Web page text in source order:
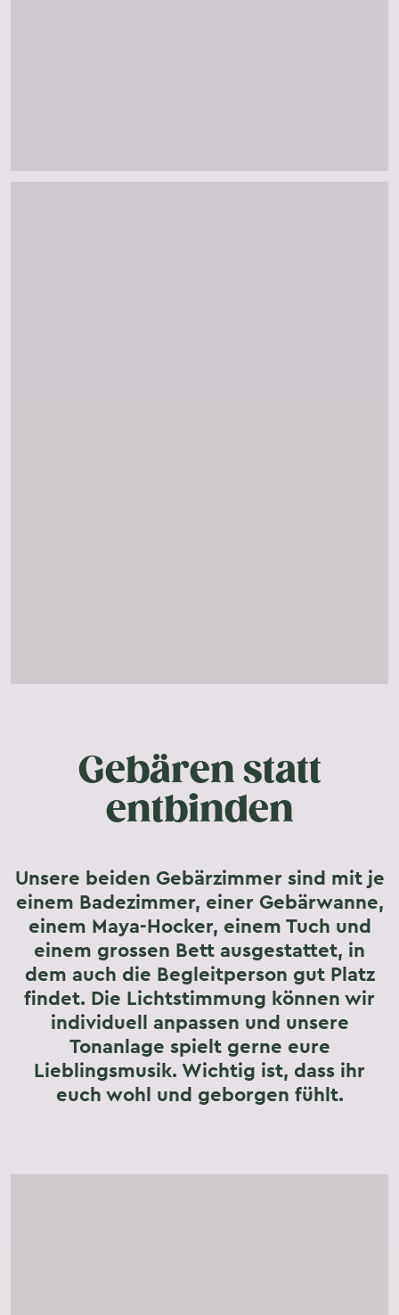
Gebären statt
entbinden
Unsere beiden Gebärzimmer sind mit je
einem Badezimmer, einer Gebärwanne,
einem Maya-Hocker, einem Tuch und
einem grossen Bett ausgestattet, in
dem auch die Begleitperson gut Platz
findet. Die Lichtstimmung können wir
individuell anpassen und unsere
Tonanlage spielt gerne eure
Lieblingsmusik. Wichtig ist, dass ihr
euch wohl und geborgen fühlt.